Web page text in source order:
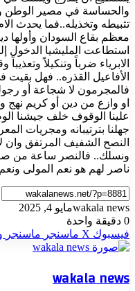
والحساسة في مصير الوطن
تثبيطه وتخذيله..فما يحدث
معظم بقاع السودان وأولها
استطاعت المليشيا الدخول
الابرياء ضرباً وتنكيلاً
الأفاعيل القذره.. فهل
فالمجرمون لا شجاعة أو
او وازع من دين أو كريم
علينا الوقوف خلف جيشنا
جهلنا بترتيبانه ومجريات
النصح الشفيف المرتفق وان
ونسلك.. فالنصر ساعة من
ناصر لهم هو نعم المولى
wakala newsمايو 4, 2025
0 دقيقة واحدة
فيسبوك ‫X ماسنجر ماسنجر
wakala news